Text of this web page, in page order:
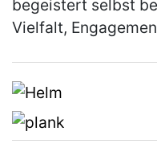
begeistert selbst
Vielfalt,
Wochenende …